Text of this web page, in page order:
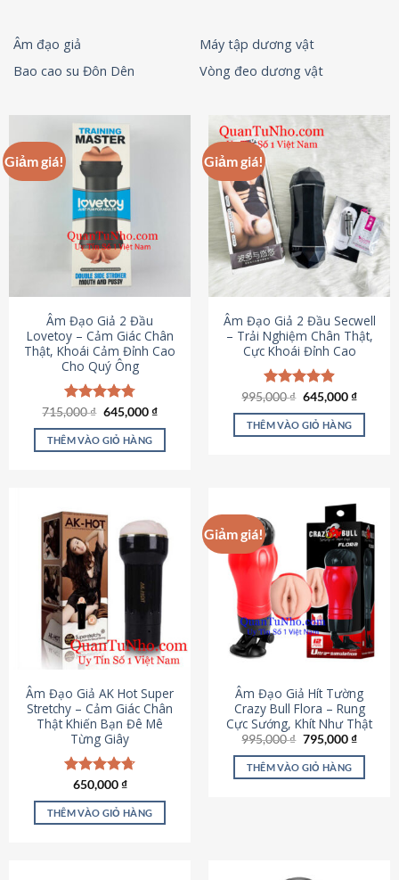
Âm đạo giả
Máy tập dương vật
Bao cao su Đôn Dên
Vòng đeo dương vật
Giảm giá!
Âm Đạo Giả 2 Đầu
Lovetoy – Cảm Giác Chân
Thật, Khoái Cảm Đỉnh Cao
Cho Quý Ông
Được xếp
hạng4.79
5 sao
715,000₫ Giá
là:
715,000 ₫.
645,000₫Giá
tại
THÊM VÀO GIỎ HÀNG
Giảm giá!
Âm Đạo Giả 2 Đầu Secwell
– Trải Nghiệm Chân Thật,
Cực Khoái Đỉnh Cao
Được xếp
hạng4.88
5 sao
995,000₫ Giá
là:
995,000 ₫.
645,000₫Giá
tại
THÊM VÀO GIỎ HÀNG
Âm Đạo Giả AK Hot Super
Stretchy – Cảm Giác Chân
Thật Khiến Bạn Đê Mê
Từng Giây
Được xếp
hạng4.75
5 sao
650,000₫
THÊM VÀO GIỎ HÀNG
Giảm giá!
Âm Đạo Giả Hít Tường
Crazy Bull Flora – Rung
Cực Sướng, Khít Như Thật
995,000₫ Giá
là:
995,000 ₫.
795,000₫Giá
tại
THÊM VÀO GIỎ HÀNG